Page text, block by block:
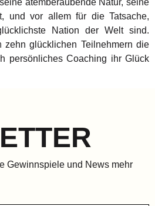
und vor allem für die Tatsache,
Nation der Welt sind.
zehn glücklichen Teilnehmern die
persönliches Coaching ihr Glück
Gewinnspiele und News mehr